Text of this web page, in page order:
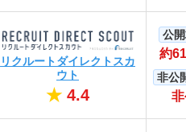
リクルートダイレクトスカ
ウト
★ 4.4
公
約
非公